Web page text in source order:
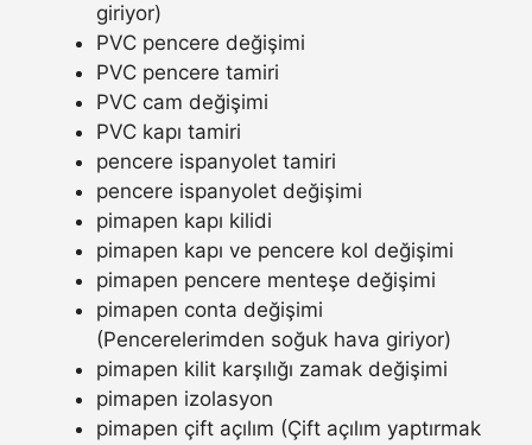
giriyor)
PVC pencere değişimi
PVC pencere tamiri
PVC cam değişimi
PVC kapı tamiri
pencere ispanyolet tamiri
pencere ispanyolet değişimi
pimapen kapı kilidi
pimapen kapı ve pencere kol değişimi
pimapen pencere menteşe değişimi
pimapen conta değişimi
(Pencerelerimden soğuk hava giriyor)
pimapen kilit karşılığı zamak değişimi
pimapen izolasyon
pimapen çift açılım (Çift açılım yaptırmak